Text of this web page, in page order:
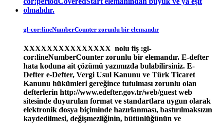
gl-cor:lineNumberCounter zorunlu bir elemandır
XXXXXXXXXXXXXXX nolu fiş :gl-
cor:lineNumberCounter zorunlu bir elemandır. E-defter
hata koduna ait çözümü yazımızda bulabilirsiniz. E-
Defter e-Defter, Vergi Usul Kanunu ve Türk Ticaret
Kanunu hükümleri gereğince tutulması zorunlu olan
defterlerin http://www.edefter.gov.tr/web/guest web
sitesinde duyurulan format ve standartlara uygun olarak
elektronik dosya biçiminde hazırlanması, bastırılmaksızın
kaydedilmesi, değişmezliğinin, bütünlüğünün ve